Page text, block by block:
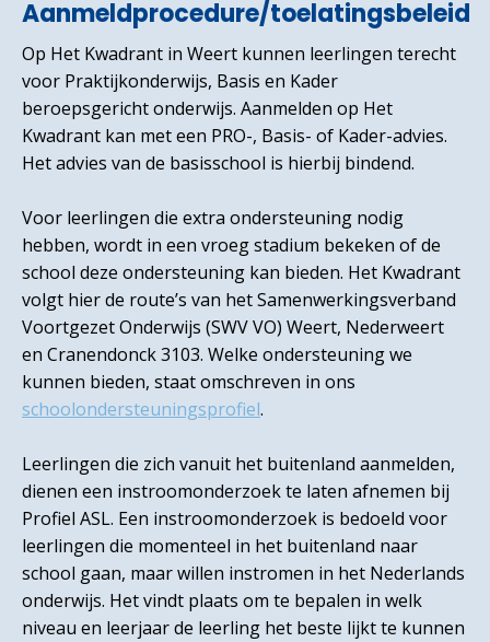
Aanmeldprocedure/toelatingsbeleid
Op Het Kwadrant in Weert kunnen leerlingen terecht
voor Praktijkonderwijs, Basis en Kader
beroepsgericht onderwijs. Aanmelden op Het
Kwadrant kan met een PRO-, Basis- of Kader-advies.
Het advies van de basisschool is hierbij bindend.
Voor leerlingen die extra ondersteuning nodig
hebben, wordt in een vroeg stadium bekeken of de
school deze ondersteuning kan bieden. Het Kwadrant
volgt hier de route’s van het Samenwerkingsverband
Voortgezet Onderwijs (SWV VO) Weert, Nederweert
en Cranendonck 3103. Welke ondersteuning we
kunnen bieden, staat omschreven in ons
schoolondersteuningsprofiel.
Leerlingen die zich vanuit het buitenland aanmelden,
dienen een instroomonderzoek te laten afnemen bij
Profiel ASL. Een instroomonderzoek is bedoeld voor
leerlingen die momenteel in het buitenland naar
school gaan, maar willen instromen in het Nederlands
onderwijs. Het vindt plaats om te bepalen in welk
niveau en leerjaar de leerling het beste lijkt te kunnen